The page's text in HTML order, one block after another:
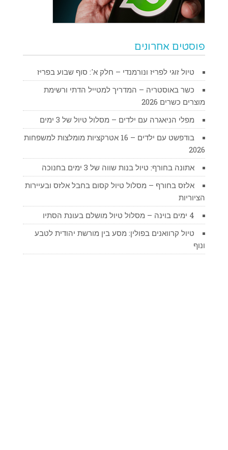
פוסטים אחרונים
טיול זוגי לפריז ונורמנדי – חלק א': סוף שבוע בפריז
כשר באוסטריה – המדריך למטייל הדתי ורשימת
מוצרים כשרים 2026
מפלי הניאגרה עם ילדים – מסלול טיול של 3 ימים
בודפשט עם ילדים – 16 אטרקציות מומלצות למשפחות
2026
אתונה בחורף: טיול בנות שווה של 3 ימים בחנוכה
אלזס בחורף – מסלול טיול קסום בחבל אלזס ובעיירות
הציוריות
4 ימים בוינה – מסלול טיול מושלם בעונת הסתיו
טיול קרוואנים בפולין: מסע בין מורשת יהודית לטבע
ונוף